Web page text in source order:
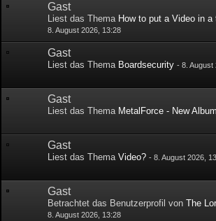
Gast
Liest das Thema How to put a Video in a
8. August 2026, 13:28
Gast
Liest das Thema Boardsecurity -8. August
Gast
Liest das Thema MetalForce - New Album
Gast
Liest das ThemaVideo? -8. August 2026,
Gast
Betrachtet das Benutzerprofil vonThe
8. August 2026, 13:28